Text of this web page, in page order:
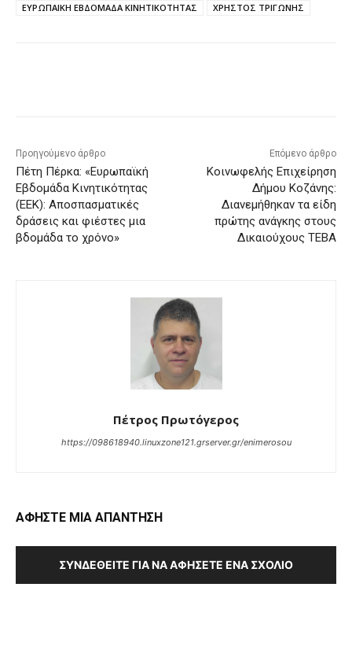
ΕΥΡΩΠΑΙΚΗ ΕΒΔΟΜΑΔΑ ΚΙΝΗΤΙΚΟΤΗΤΑΣ
ΧΡΗΣΤΟΣ ΤΡΙΓΩΝΗΣ
Προηγούμενο άρθρο
Πέτη Πέρκα: «Ευρωπαϊκή
Εβδομάδα Κινητικότητας
(ΕΕΚ): Αποσπασματικές
δράσεις και φιέστες μια
βδομάδα το χρόνο»
Επόμενο άρθρο
Κοινωφελής Επιχείρηση
Δήμου Κοζάνης:
Διανεμήθηκαν τα είδη
πρώτης ανάγκης στους
Δικαιούχους ΤΕΒΑ
Πέτρος Πρωτόγερος
https://098618940.linuxzone121.grserver.gr/enimerosou
ΑΦΗΣΤΕ ΜΙΑ ΑΠΑΝΤΗΣΗ
ΣΥΝΔΕΘΕΊΤΕ ΓΙΑ ΝΑ ΑΦΉΣΕΤΕ ΈΝΑ ΣΧΌΛΙΟ